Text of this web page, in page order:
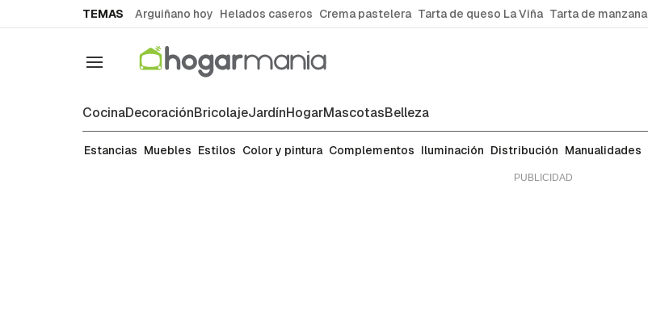
TEMAS Arguiñano hoy Helados caseros Crema pastelera Tarta de queso La Viña Tarta de manzana
Navegación
CocinaDecoraciónBricolajeJardínHogarMascotasBelleza
Manualidades
Estancias Muebles Estilos Color y pintura Complementos Iluminación Distribución Manualidades